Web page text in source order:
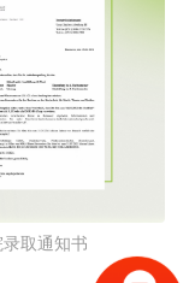
取通知书